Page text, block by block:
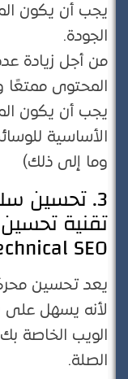
يجب أن يكون
الجودة.
من أجل زيادة
المحتوى ممتعًا
يجب أن يكون
الأساسية
وما إلى ذلك)
3. تحسين
تقنية
SEO
يعد تحسين
لأنه يسهل على
الويب الخاصة بك
الصلة.